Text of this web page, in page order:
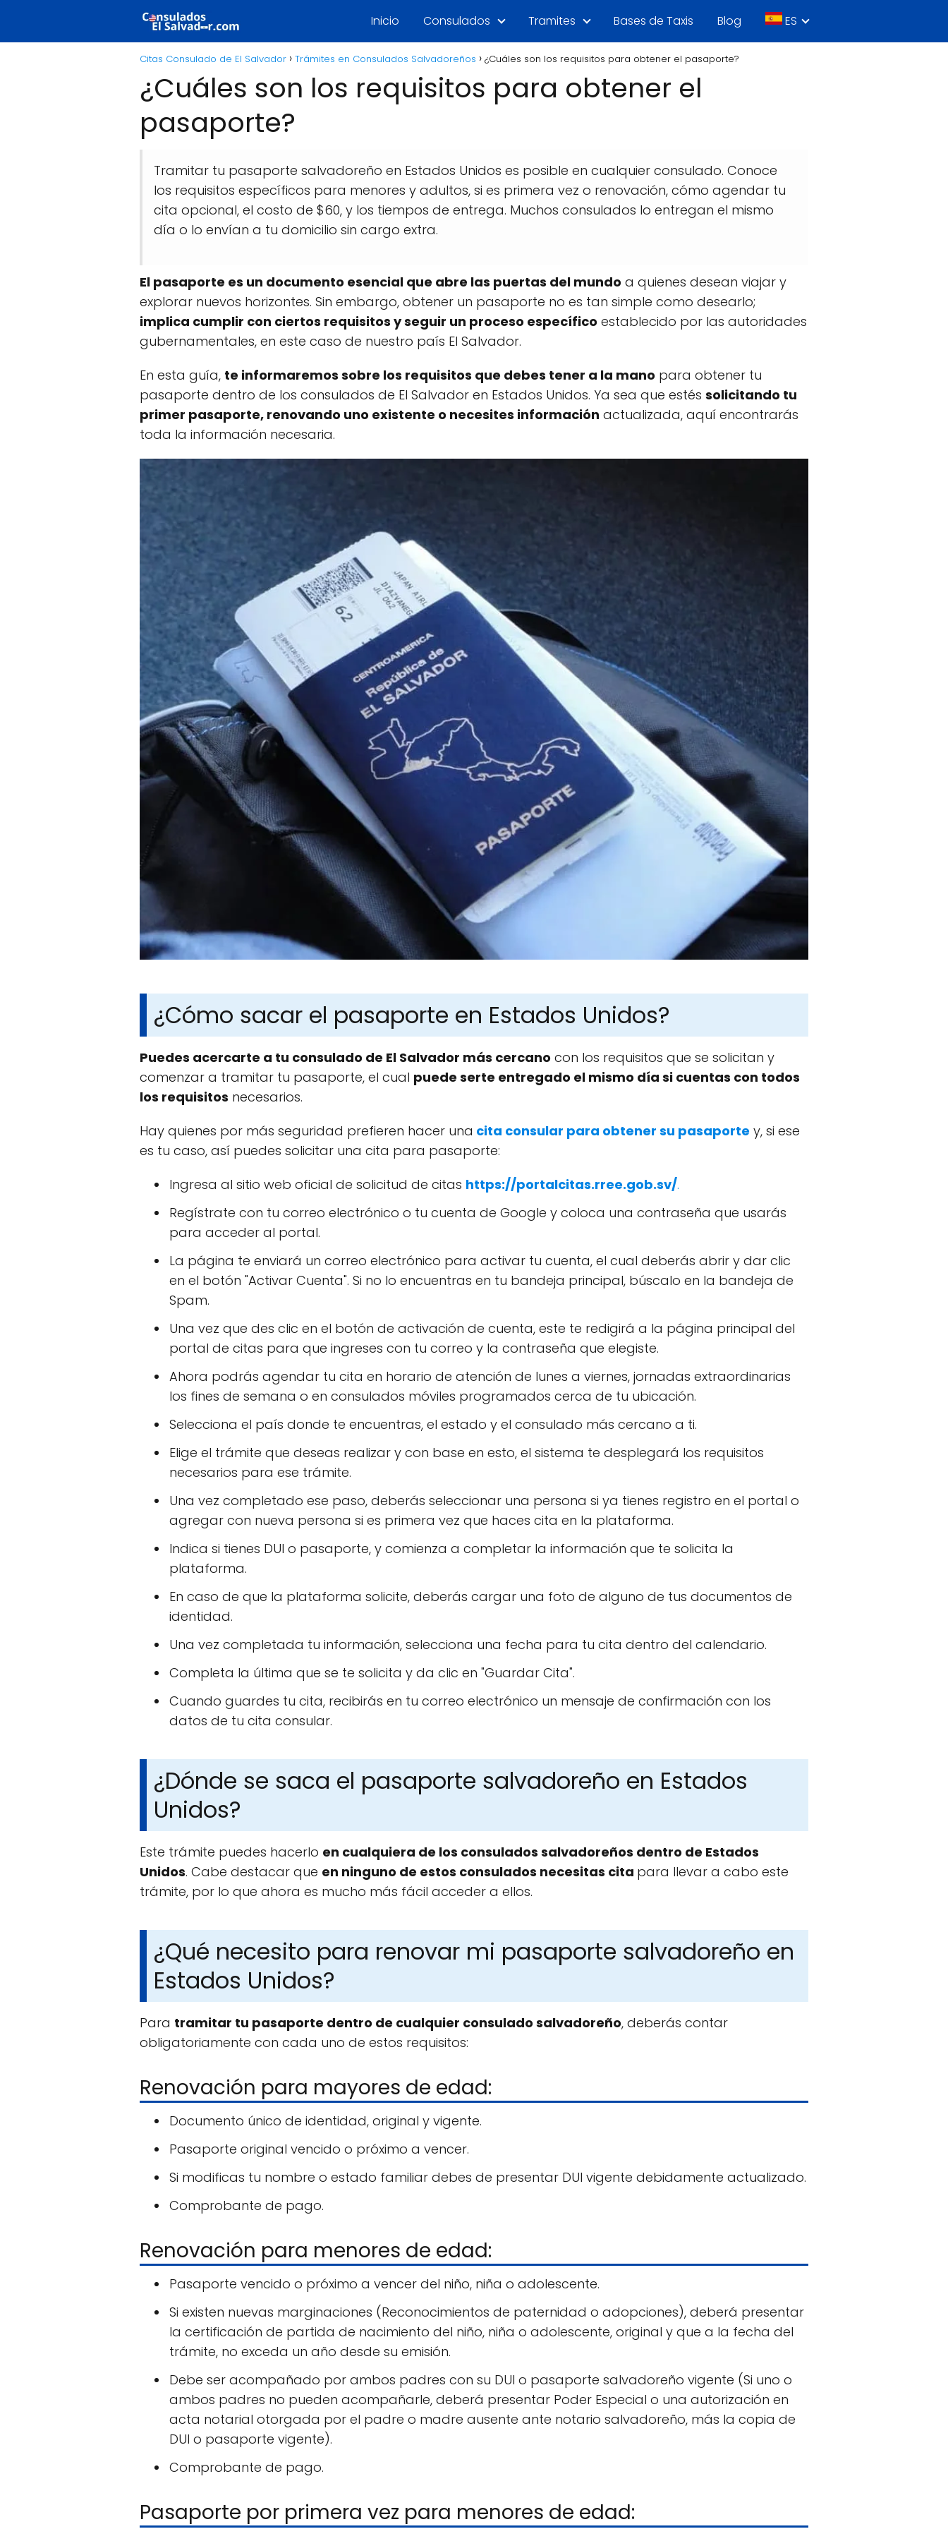
Inicio Consulados Tramites Bases de Taxis Blog ES
Citas Consulado de El Salvador Trámites en Consulados Salvadoreños ¿Cuáles son los requisitos para obtener el pasaporte?
¿Cuáles son los requisitos para obtener el
pasaporte?
Tramitar tu pasaporte salvadoreño en Estados Unidos es posible en cualquier consulado. Conoce
los requisitos específicos para menores y adultos, si es primera vez o renovación, cómo agendar tu
cita opcional, el costo de $60, y los tiempos de entrega. Muchos consulados lo entregan el mismo
día o lo envían a tu domicilio sin cargo extra.
El pasaporte es un documento esencial que abre las puertas del mundo a quienes desean viajar y
explorar nuevos horizontes. Sin embargo, obtener un pasaporte no es tan simple como desearlo;
implica cumplir con ciertos requisitos y seguir un proceso específico establecido por las autoridades
gubernamentales, en este caso de nuestro país El Salvador.
En esta guía, te informaremos sobre los requisitos que debes tener a la mano para obtener tu
pasaporte dentro de los consulados de El Salvador en Estados Unidos. Ya sea que estés solicitando tu
primer pasaporte, renovando uno existente o necesites información actualizada, aquí encontrarás
toda la información necesaria.
¿Cómo sacar el pasaporte en Estados Unidos?
Puedes acercarte a tu consulado de El Salvador más cercano con los requisitos que se solicitan y
comenzar a tramitar tu pasaporte, el cual puede serte entregado el mismo día si cuentas con todos
los requisitos necesarios.
Hay quienes por más seguridad prefieren hacer una cita consular para obtener su pasaporte y, si ese
es tu caso, así puedes solicitar una cita para pasaporte:
Ingresa al sitio web oficial de solicitud de citas https://portalcitas.rree.gob.sv/.
Regístrate con tu correo electrónico o tu cuenta de Google y coloca una contraseña que usarás
para acceder al portal.
La página te enviará un correo electrónico para activar tu cuenta, el cual deberás abrir y dar clic
en el botón "Activar Cuenta". Si no lo encuentras en tu bandeja principal, búscalo en la bandeja de
Spam.
Una vez que des clic en el botón de activación de cuenta, este te redigirá a la página principal del
portal de citas para que ingreses con tu correo y la contraseña que elegiste.
Ahora podrás agendar tu cita en horario de atención de lunes a viernes, jornadas extraordinarias
los fines de semana o en consulados móviles programados cerca de tu ubicación.
Selecciona el país donde te encuentras, el estado y el consulado más cercano a ti.
Elige el trámite que deseas realizar y con base en esto, el sistema te desplegará los requisitos
necesarios para ese trámite.
Una vez completado ese paso, deberás seleccionar una persona si ya tienes registro en el portal o
agregar con nueva persona si es primera vez que haces cita en la plataforma.
Indica si tienes DUI o pasaporte, y comienza a completar la información que te solicita la
plataforma.
En caso de que la plataforma solicite, deberás cargar una foto de alguno de tus documentos de
identidad.
Una vez completada tu información, selecciona una fecha para tu cita dentro del calendario.
Completa la última que se te solicita y da clic en "Guardar Cita".
Cuando guardes tu cita, recibirás en tu correo electrónico un mensaje de confirmación con los
datos de tu cita consular.
¿Dónde se saca el pasaporte salvadoreño en Estados
Unidos?
Este trámite puedes hacerlo en cualquiera de los consulados salvadoreños dentro de Estados
Unidos. Cabe destacar que en ninguno de estos consulados necesitas cita para llevar a cabo este
trámite, por lo que ahora es mucho más fácil acceder a ellos.
¿Qué necesito para renovar mi pasaporte salvadoreño en
Estados Unidos?
Para tramitar tu pasaporte dentro de cualquier consulado salvadoreño, deberás contar
obligatoriamente con cada uno de estos requisitos:
Renovación para mayores de edad:
Documento único de identidad, original y vigente.
Pasaporte original vencido o próximo a vencer.
Si modificas tu nombre o estado familiar debes de presentar DUI vigente debidamente actualizado.
Comprobante de pago.
Renovación para menores de edad:
Pasaporte vencido o próximo a vencer del niño, niña o adolescente.
Si existen nuevas marginaciones (Reconocimientos de paternidad o adopciones), deberá presentar
la certificación de partida de nacimiento del niño, niña o adolescente, original y que a la fecha del
trámite, no exceda un año desde su emisión.
Debe ser acompañado por ambos padres con su DUI o pasaporte salvadoreño vigente (Si uno o
ambos padres no pueden acompañarle, deberá presentar Poder Especial o una autorización en
acta notarial otorgada por el padre o madre ausente ante notario salvadoreño, más la copia de
DUI o pasaporte vigente).
Comprobante de pago.
Pasaporte por primera vez para menores de edad: